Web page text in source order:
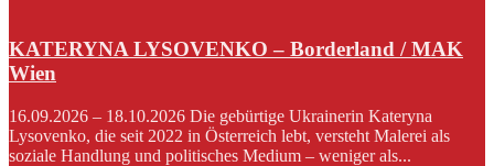
KATERYNA LYSOVENKO – Borderland / MAK
Wien
16.09.2026 – 18.10.2026 Die gebürtige Ukrainerin Kateryna
Lysovenko, die seit 2022 in Österreich lebt, versteht Malerei als
soziale Handlung und politisches Medium – weniger als...